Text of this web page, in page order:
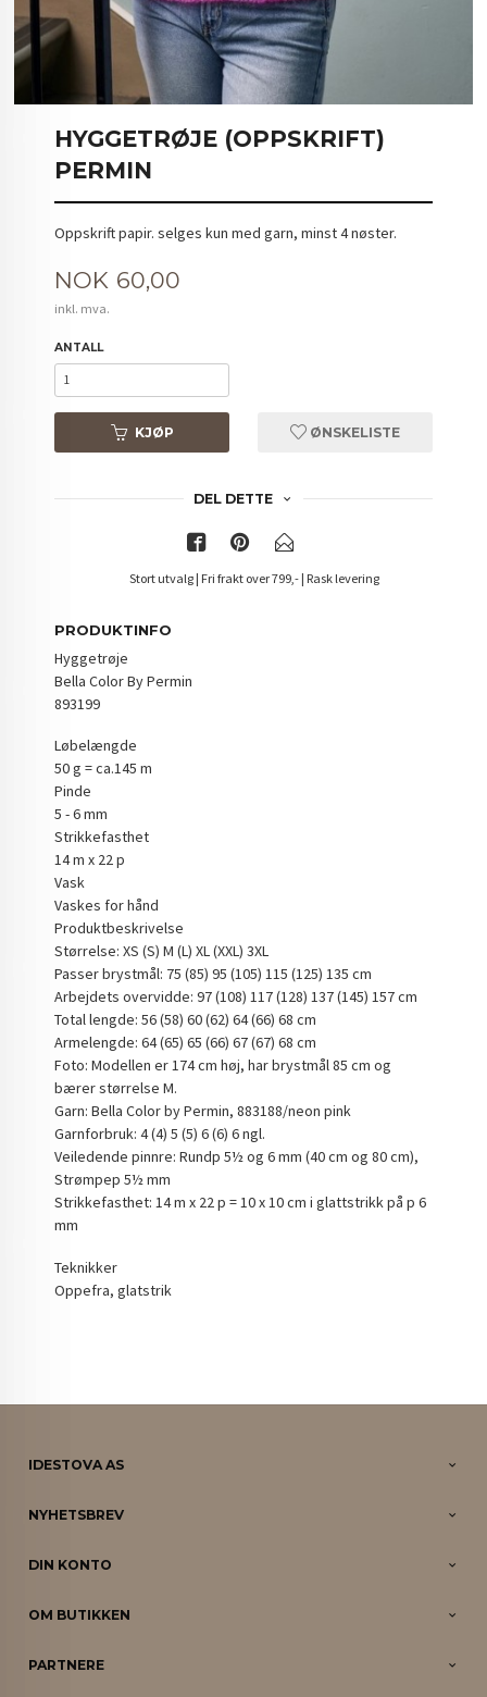
HYGGETRØJE (OPPSKRIFT)
PERMIN
Oppskrift papir. selges kun med garn, minst 4 nøster.
Pris
NOK 60,00
inkl. mva.
ANTALL
KJØP ØNSKELISTE
DEL DETTE
Stort utvalg | Fri frakt over 799,- | Rask levering
PRODUKTINFO
Hyggetrøje
Bella Color By Permin
893199
Løbelængde
50 g = ca.145 m
Pinde
5 - 6 mm
Strikkefasthet
14 m x 22 p
Vask
Vaskes for hånd
Produktbeskrivelse
Størrelse: XS (S) M (L) XL (XXL) 3XL
Passer brystmål: 75 (85) 95 (105) 115 (125) 135 cm
Arbejdets overvidde: 97 (108) 117 (128) 137 (145) 157 cm
Total lengde: 56 (58) 60 (62) 64 (66) 68 cm
Armelengde: 64 (65) 65 (66) 67 (67) 68 cm
Foto: Modellen er 174 cm høj, har brystmål 85 cm og
bærer størrelse M.
Garn: Bella Color by Permin, 883188/neon pink
Garnforbruk: 4 (4) 5 (5) 6 (6) 6 ngl.
Veiledende pinnre: Rundp 5½ og 6 mm (40 cm og 80 cm),
Strømpep 5½ mm
Strikkefasthet: 14 m x 22 p = 10 x 10 cm i glattstrikk på p 6
mm
Teknikker
Oppefra, glatstrik
IDESTOVA AS
NYHETSBREV
DIN KONTO
OM BUTIKKEN
PARTNERE